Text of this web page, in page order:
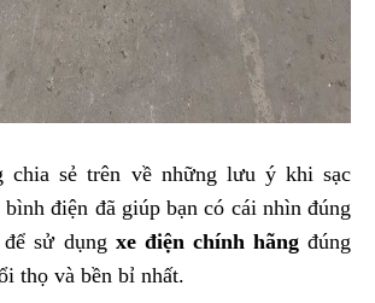
chia sẻ trên về những lưu ý khi sạc
điện đã giúp bạn có cái nhìn đúng
sử dụng xe điện chính hãng đúng
thọ và bền bỉ nhất.